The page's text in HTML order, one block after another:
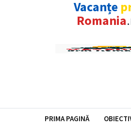
Vacanțe
Romania
PRIMA PAGINĂ